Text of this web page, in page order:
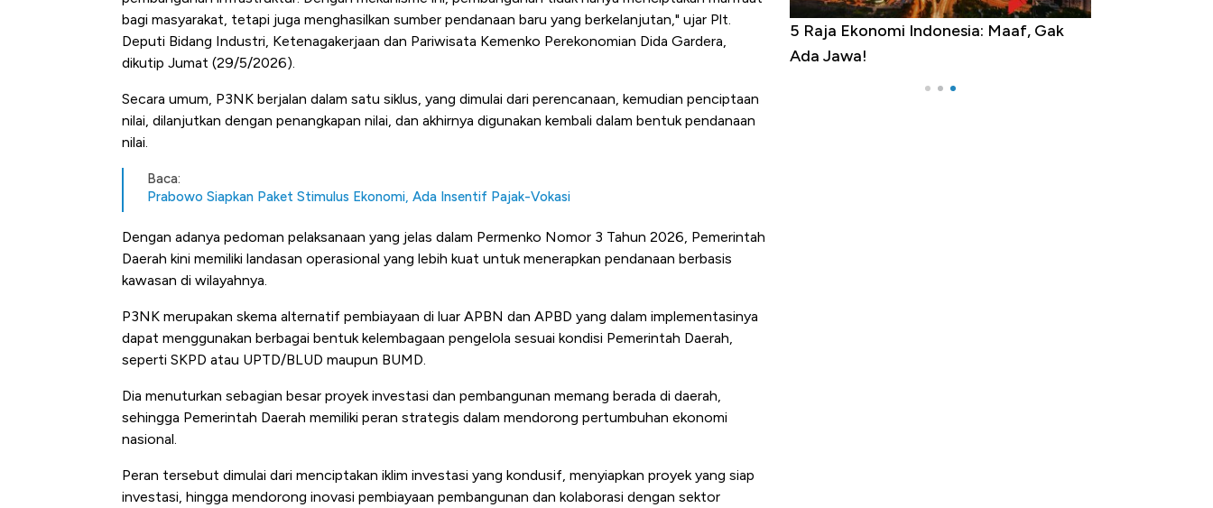
bagi masyarakat, tetapi juga menghasilkan sumber pendanaan baru yang berkelanjutan," ujar Plt.
Deputi Bidang Industri, Ketenagakerjaan dan Pariwisata Kemenko Perekonomian Dida Gardera,
dikutip Jumat (29/5/2026).
Secara umum, P3NK berjalan dalam satu siklus, yang dimulai dari perencanaan, kemudian penciptaan
nilai, dilanjutkan dengan penangkapan nilai, dan akhirnya digunakan kembali dalam bentuk pendanaan
nilai.
Baca:
Prabowo Siapkan Paket Stimulus Ekonomi, Ada Insentif Pajak-Vokasi
Dengan adanya pedoman pelaksanaan yang jelas dalam Permenko Nomor 3 Tahun 2026, Pemerintah
Daerah kini memiliki landasan operasional yang lebih kuat untuk menerapkan pendanaan berbasis
kawasan di wilayahnya.
P3NK merupakan skema alternatif pembiayaan di luar APBN dan APBD yang dalam implementasinya
dapat menggunakan berbagai bentuk kelembagaan pengelola sesuai kondisi Pemerintah Daerah,
seperti SKPD atau UPTD/BLUD maupun BUMD.
Dia menuturkan sebagian besar proyek investasi dan pembangunan memang berada di daerah,
sehingga Pemerintah Daerah memiliki peran strategis dalam mendorong pertumbuhan ekonomi
nasional.
Peran tersebut dimulai dari menciptakan iklim investasi yang kondusif, menyiapkan proyek yang siap
investasi, hingga mendorong inovasi pembiayaan pembangunan dan kolaborasi dengan sektor
Bangkit dari Kubur! Bisnis Furniture &
Alas Kaki Tumbuh Double Digit
Industri Susu Jadi Bintang Baru Ekonomi
5 Raja Ekonomi Indonesia: Maaf, Gak
Ada Jawa!